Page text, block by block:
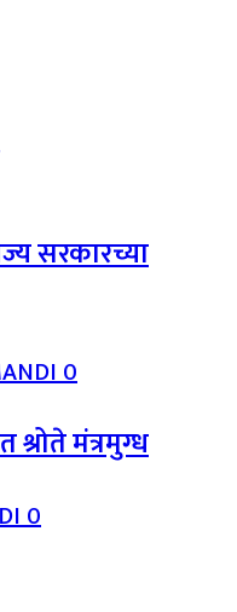
सरकारच्या
0
मंत्रमुग्ध
0